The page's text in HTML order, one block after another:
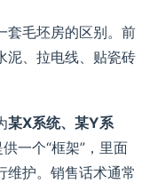
套毛坯房的区别。前
泥、拉电线、贴瓷砖
某X系统、某Y系
一个“框架”，里面
维护。销售话术通常